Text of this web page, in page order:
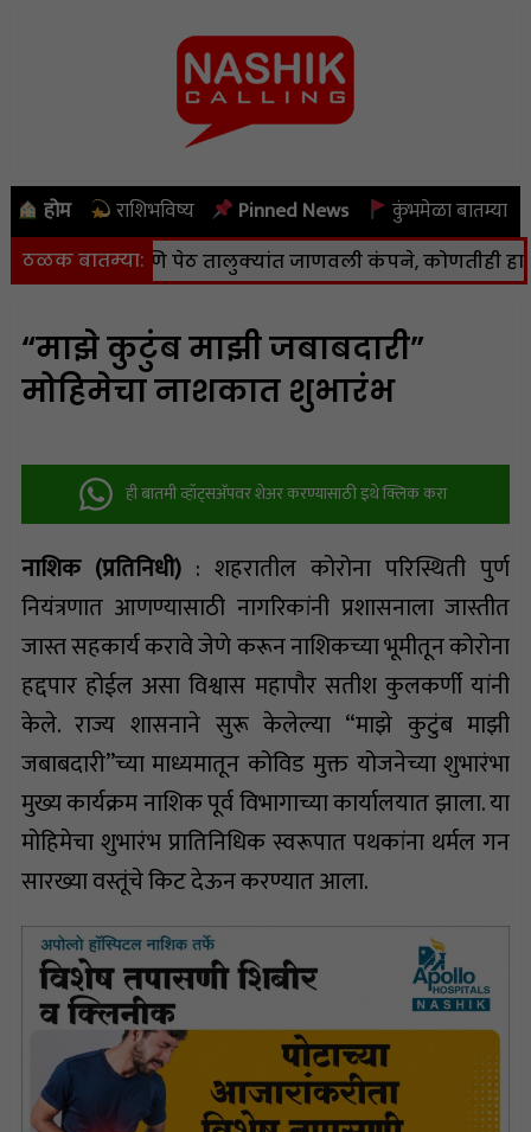
होम राशिभविष्य Pinned News कुंभमेळा बातम्या
ठळक बातम्या:
आणि पेठ तालुक्यांत जाणवली कंपने, कोणतीही हानी
“माझे कुटुंब माझी जबाबदारी”
मोहिमेचा नाशकात शुभारंभ
ही बातमी व्हॉट्सअ‍ॅपवर शेअर करण्यासाठी इथे क्लिक करा
नाशिक (प्रतिनिधी): शहरातील कोरोना परिस्थिती पुर्ण
नियंत्रणात आणण्यासाठी नागरिकांनी प्रशासनाला जास्तीत
जास्त सहकार्य करावे जेणे करून नाशिकच्या भूमीतून कोरोना
हद्दपार होईल असा विश्वास महापौर सतीश कुलकर्णी यांनी
केले. राज्य शासनाने सुरू केलेल्या “माझे कुटुंब माझी
जबाबदारी”च्या माध्यमातून कोविड मुक्त योजनेच्या शुभारंभा
मुख्य कार्यक्रम नाशिक पूर्व विभागाच्या कार्यालयात झाला. या
मोहिमेचा शुभारंभ प्रातिनिधिक स्वरूपात पथकांना थर्मल गन
सारख्या वस्तूंचे किट देऊन करण्यात आला.